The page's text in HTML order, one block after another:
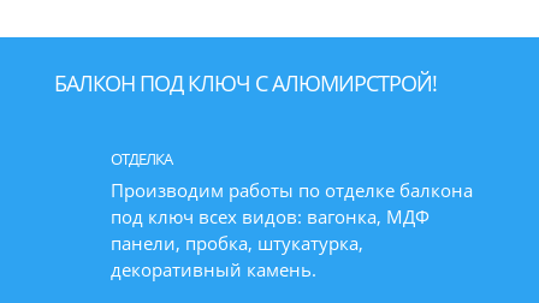
БАЛКОН ПОД КЛЮЧ С АЛЮМИРСТРОЙ!
ОТДЕЛКА
Производим работы по отделке балкона
под ключ всех видов: вагонка, МДФ
панели, пробка, штукатурка,
декоративный камень.